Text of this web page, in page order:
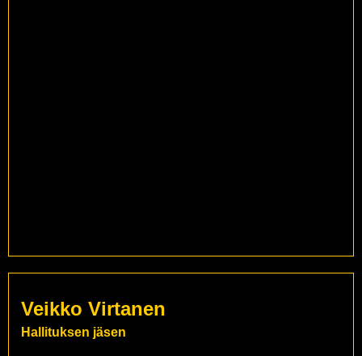
Veikko Virtanen
Hallituksen jäsen